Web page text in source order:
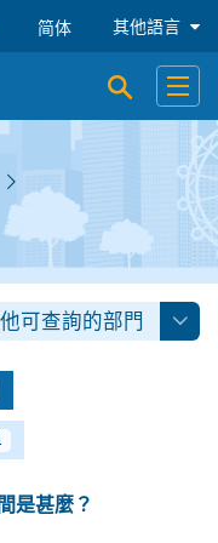
简体 其他語言
開啟搜尋
開啟
可查詢的部門
是甚麼？